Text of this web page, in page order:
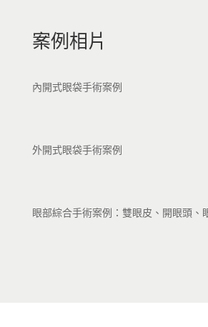
案例相片
內開式眼袋手術案例
外開式眼袋手術案例
眼部綜合手術案例：雙眼皮、開眼頭、